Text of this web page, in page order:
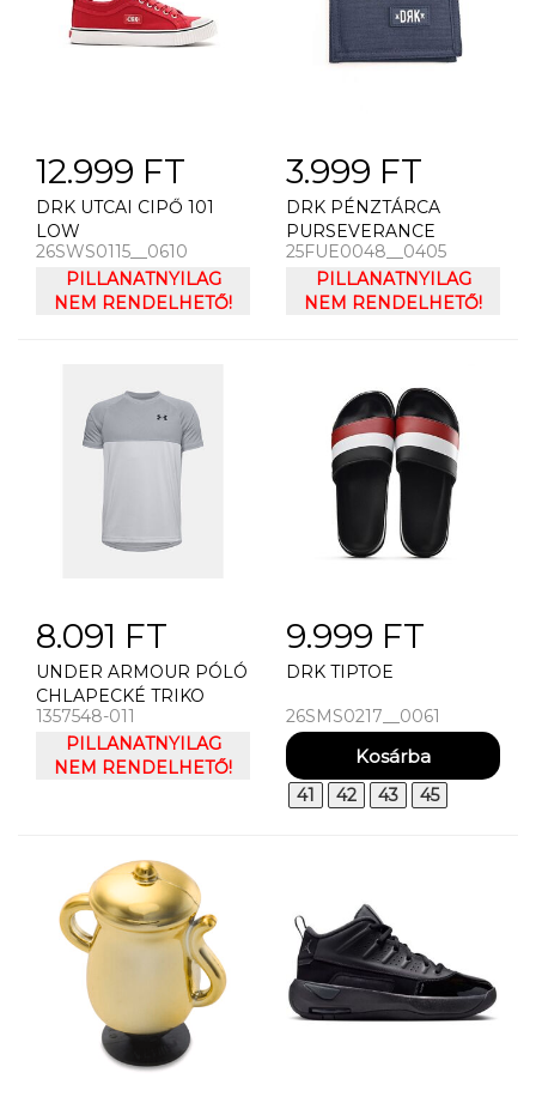
12.999 FT
DRK UTCAI CIPŐ 101
LOW
26SWS0115__0610
PILLANATNYILAG
NEM RENDELHETŐ!
3.999 FT
DRK PÉNZTÁRCA
PURSEVERANCE
25FUE0048__0405
PILLANATNYILAG
NEM RENDELHETŐ!
8.091 FT
UNDER ARMOUR PÓLÓ
CHLAPECKÉ TRIKO
UNDER ARMOUR TECH
COLORBLOCK SS
1357548-011
PILLANATNYILAG
NEM RENDELHETŐ!
9.999 FT
DRK TIPTOE
26SMS0217__0061
41 42 43 45